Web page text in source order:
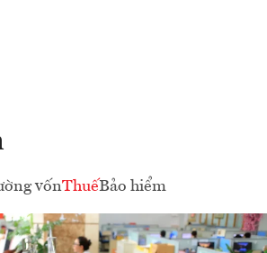
vốnThuếBảo hiểm